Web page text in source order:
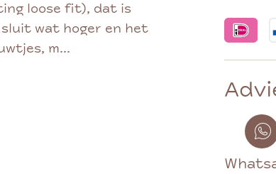
loose fit), dat is
sluit wat hoger en het
m...